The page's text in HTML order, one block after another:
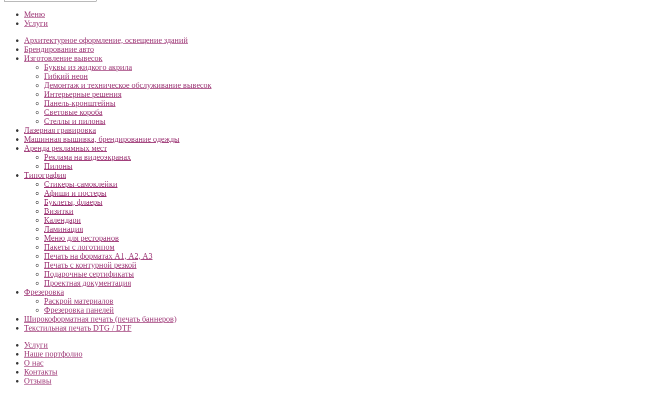
Меню
Услуги
Архитектурное оформление, освещение зданий
Брендирование авто
Изготовление вывесок
Буквы из жидкого акрила
Гибкий неон
Демонтаж и техническое обслуживание вывесок
Интерьерные решения
Панель-кронштейны
Световые короба
Стеллы и пилоны
Лазерная гравировка
Машинная вышивка, брендирование одежды
Аренда рекламных мест
Реклама на видеоэкранах
Пилоны
Типография
Cтикеры-самоклейки
Афиши и постеры
Буклеты, флаеры
Визитки
Календари
Ламинация
Меню для ресторанов
Пакеты с логотипом
Печать на форматах А1, А2, А3
Печать с контурной резкой
Подарочные сертификаты
Проектная документация
Фрезеровка
Раскрой материалов
Фрезеровка панелей
Широкоформатная печать (печать баннеров)
Текстильная печать DTG / DTF
Услуги
Наше портфолио
О нас
Контакты
Отзывы